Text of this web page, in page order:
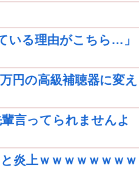
いる理由がこちら…」
円の高級補聴器に変え
言ってられませんよ
炎上ｗｗｗｗｗｗｗｗ